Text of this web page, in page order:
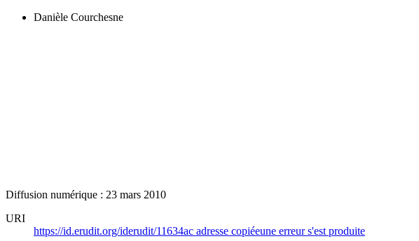
Danièle Courchesne
Diffusion numérique : 23 mars 2010
URI
https://id.erudit.org/iderudit/11634ac adresse copiéeune erreur s'est produite